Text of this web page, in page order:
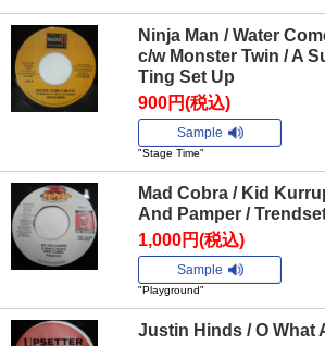
Ninja Man / Water
c/w Monster Twin / A
Ting Set Up
900円(税込)
Sample
"Stage Time"
Mad Cobra / Kid
And Pamper /
1,000円(税込)
Sample
"Playground"
Justin Hinds / O What